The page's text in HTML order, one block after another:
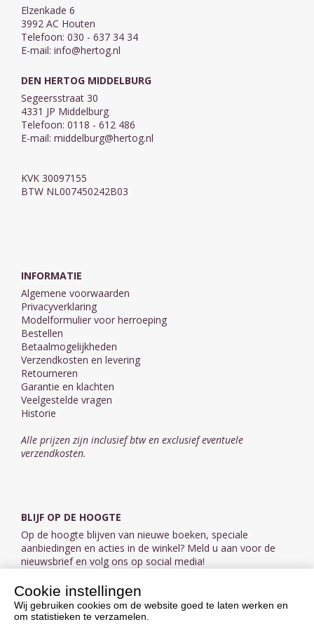
Elzenkade 6
3992 AC Houten
Telefoon: 030 - 637 34 34
E-mail: info@hertog.nl
DEN HERTOG MIDDELBURG
Segeersstraat 30
4331 JP Middelburg
Telefoon: 0118 - 612 486
E-mail: middelburg@hertog.nl
KVK 30097155
BTW NL007450242B03
INFORMATIE
Algemene voorwaarden
Privacyverklaring
Modelformulier voor herroeping
Bestellen
Betaalmogelijkheden
Verzendkosten en levering
Retourneren
Garantie en klachten
Veelgestelde vragen
Historie
Alle prijzen zijn inclusief btw en exclusief eventuele
verzendkosten.
BLIJF OP DE HOOGTE
Op de hoogte blijven van nieuwe boeken, speciale
aanbiedingen en acties in de winkel? Meld u aan voor de
nieuwsbrief en volg ons op social media!
Aanmelden nieuwsbrief
Cookie instellingen
Wij gebruiken cookies om de website goed te laten werken en
om statistieken te verzamelen.